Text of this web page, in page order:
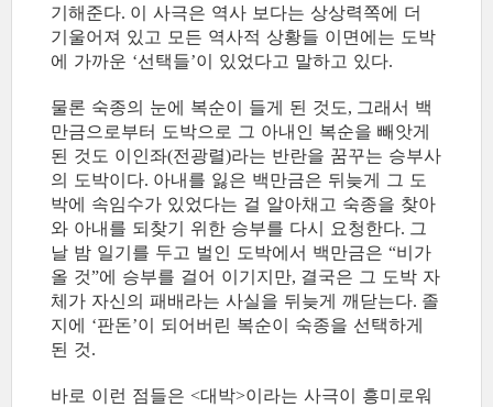
기해준다. 이 사극은 역사 보다는 상상력쪽에 더
기울어져 있고 모든 역사적 상황들 이면에는 도박
에 가까운 ‘선택들’이 있었다고 말하고 있다.
물론 숙종의 눈에 복순이 들게 된 것도, 그래서 백
만금으로부터 도박으로 그 아내인 복순을 빼앗게
된 것도 이인좌(전광렬)라는 반란을 꿈꾸는 승부사
의 도박이다. 아내를 잃은 백만금은 뒤늦게 그 도
박에 속임수가 있었다는 걸 알아채고 숙종을 찾아
와 아내를 되찾기 위한 승부를 다시 요청한다. 그
날 밤 일기를 두고 벌인 도박에서 백만금은 “비가
올 것”에 승부를 걸어 이기지만, 결국은 그 도박 자
체가 자신의 패배라는 사실을 뒤늦게 깨닫는다. 졸
지에 ‘판돈’이 되어버린 복순이 숙종을 선택하게
된 것.
바로 이런 점들은 <대박>이라는 사극이 흥미로워